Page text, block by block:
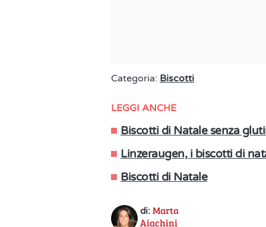
Categoria: Biscotti
LEGGI ANCHE
Biscotti di Natale senza
Linzeraugen, i biscotti di
Biscotti di Natale
di: Marta
Aiachini